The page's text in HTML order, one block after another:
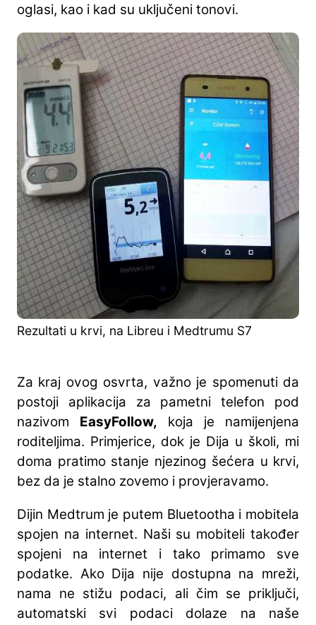
oglasi, kao i kad su uključeni tonovi.
Rezultati u krvi, na Libreu i Medtrumu S7
Za kraj ovog osvrta, važno je spomenuti da
postoji aplikacija za pametni telefon pod
nazivom EasyFollow, koja je namijenjena
roditeljima. Primjerice, dok je Dija u školi, mi
doma pratimo stanje njezinog šećera u krvi,
bez da je stalno zovemo i provjeravamo.
Dijin Medtrum je putem Bluetootha i mobitela
spojen na internet. Naši su mobiteli također
spojeni na internet i tako primamo sve
podatke. Ako Dija nije dostupna na mreži,
nama ne stižu podaci, ali čim se priključi,
automatski svi podaci dolaze na naše